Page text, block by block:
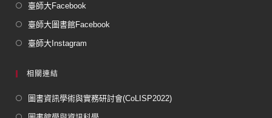
臺師大Facebook
臺師大圖書館Facebook
臺師大Instagram
相關連結
圖書資訊學術與實務研討會(CoLISP2022)